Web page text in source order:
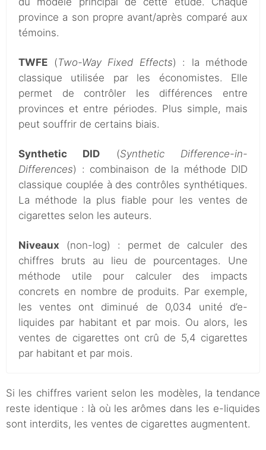
province a son propre avant/après comparé aux
témoins.
TWFE (Two-Way Fixed Effects) : la méthode
classique utilisée par les économistes. Elle
permet de contrôler les différences entre
provinces et entre périodes. Plus simple, mais
peut souffrir de certains biais.
Synthetic DID (Synthetic Difference-in-
Differences) : combinaison de la méthode DID
classique couplée à des contrôles synthétiques.
La méthode la plus fiable pour les ventes de
cigarettes selon les auteurs.
Niveaux (non-log) : permet de calculer des
chiffres bruts au lieu de pourcentages. Une
méthode utile pour calculer des impacts
concrets en nombre de produits. Par exemple,
les ventes ont diminué de 0,034 unité d’e-
liquides par habitant et par mois. Ou alors, les
ventes de cigarettes ont crû de 5,4 cigarettes
par habitant et par mois.
Si les chiffres varient selon les modèles, la tendance
reste identique : là où les arômes dans les e-liquides
sont interdits, les ventes de cigarettes augmentent.